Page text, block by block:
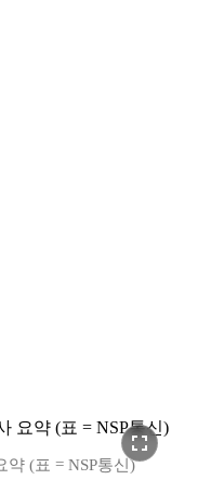
fullscreen
약 (표 = NSP통신)